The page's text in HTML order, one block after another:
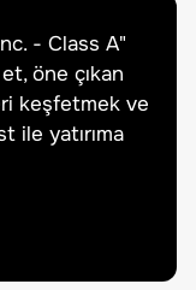
- Class A"
öne çıkan
keşfetmek ve
ile yatırıma